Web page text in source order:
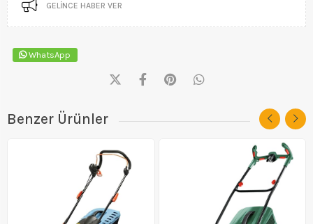
GELINCE HABER VER
WhatsApp
Benzer Ürünler